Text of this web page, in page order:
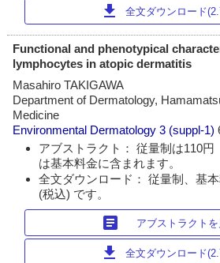
download 全文ダウンロード
Functional and phenotypical
lymphocytes in atopic dermatitis
Masahiro TAKIGAWA
Department of Dermatology,
Medicine
Environmental Dermatology 3 (suppl-1)
アブストラクト： 従量制は110円
は基本料金に含まれます。
全文ダウンロード： 従量制、基
(税込) です。
article アブストラクト
download 全文ダウンロード